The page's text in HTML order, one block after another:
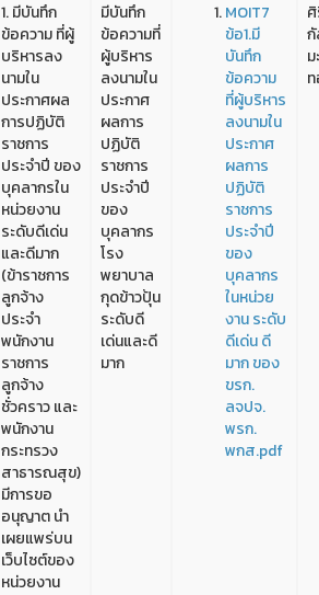
1. มีบันทึก
ข้อความ ที่ผู้
บริหารลง
นามใน
ประกาศผล
การปฏิบัติ
ราชการ
ประจำปี ของ
บุคลากรใน
หน่วยงาน
ระดับดีเด่น
และดีมาก
(ข้าราชการ
ลูกจ้าง
ประจำ
พนักงาน
ราชการ
ลูกจ้าง
ชั่วคราว และ
พนักงาน
กระทรวง
สาธารณสุข)
มีการขอ
อนุญาต นำ
เผยแพร่บน
เว็บไซต์ของ
หน่วยงาน
มีบันทึก
ข้อความที่
ผู้บริหาร
ลงนามใน
ประกาศ
ผลการ
ปฏิบัติ
ราชการ
ประจำปี
ของ
บุคลากร
โรง
พยาบาล
กุดข้าวปุ้น
ระดับดี
เด่นและดี
มาก
MOIT7
ข้อ1.มี
บันทึก
ข้อความ
ที่ผู้บริหาร
ลงนามใน
ประกาศ
ผลการ
ปฏิบัติ
ราชการ
ประจำปี
ของ
บุคลากร
ในหน่วย
งาน ระดับ
ดีเด่น ดี
มาก ของ
ขรก.
ลจปจ.
พรก.
พกส.pdf